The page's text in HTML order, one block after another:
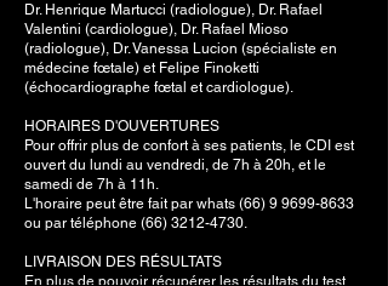
Dr. Henrique Martucci (radiologue), Dr. Rafael
Valentini (cardiologue), Dr. Rafael Mioso
(radiologue), Dr. Vanessa Lucion (spécialiste en
médecine fœtale) et Felipe Finoketti
(échocardiographe fœtal et cardiologue).
HORAIRES D'OUVERTURES
Pour offrir plus de confort à ses patients, le CDI est
ouvert du lundi au vendredi, de 7h à 20h, et le
samedi de 7h à 11h.
L'horaire peut être fait par whats (66) 9 9699-8633
ou par téléphone (66) 3212-4730.
LIVRAISON DES RÉSULTATS
En plus de pouvoir récupérer les résultats du test